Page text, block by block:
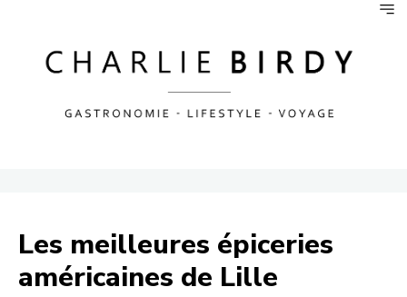
Les meilleures épiceries
américaines de Lille